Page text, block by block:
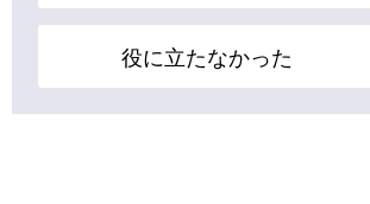
役に立たなかった